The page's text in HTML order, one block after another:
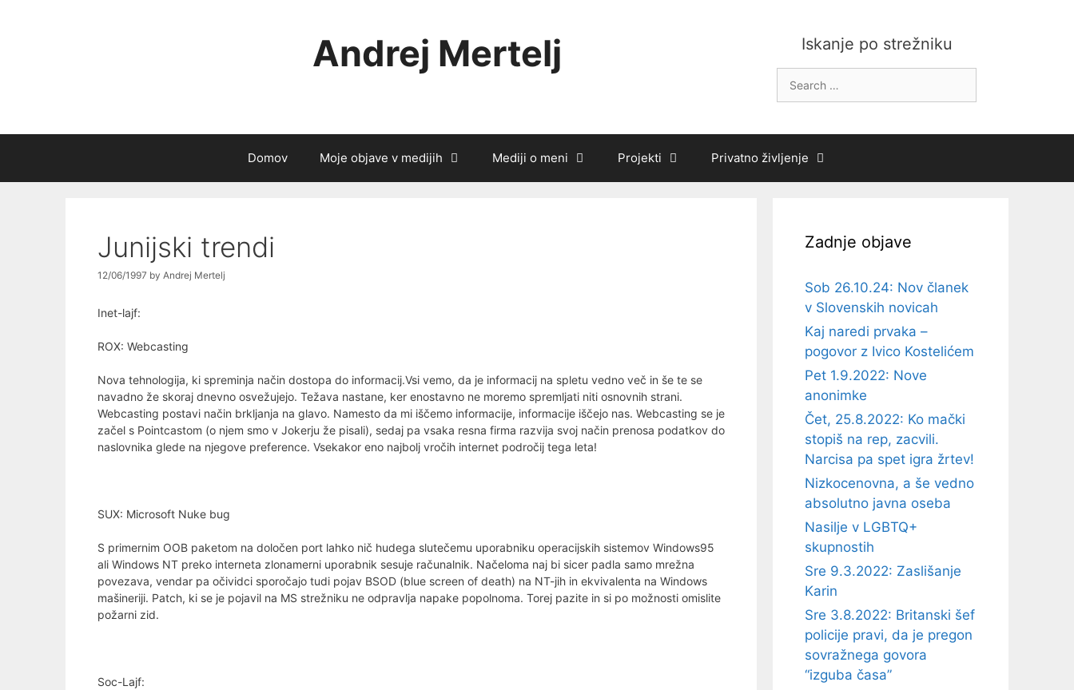
Iskanje po strežniku
for:
Andrej Mertelj
Domov Moje objave v medijih Mediji o meni Projekti Privatno življenje
Junijski trendi
12/06/1997 by Andrej Mertelj
Inet-lajf:
ROX: Webcasting
Nova tehnologija, ki spreminja način dostopa do informacij.Vsi vemo, da je informacij na spletu vedno več in še te se
navadno že skoraj dnevno osvežujejo. Težava nastane, ker enostavno ne moremo spremljati niti osnovnih strani.
Webcasting postavi način brkljanja na glavo. Namesto da mi iščemo informacije, informacije iščejo nas. Webcasting se je
začel s Pointcastom (o njem smo v Jokerju že pisali), sedaj pa vsaka resna firma razvija svoj način prenosa podatkov do
naslovnika glede na njegove preference. Vsekakor eno najbolj vročih internet področij tega leta!
SUX: Microsoft Nuke bug
S primernim OOB paketom na določen port lahko nič hudega slutečemu uporabniku operacijskih sistemov Windows95
ali Windows NT preko interneta zlonamerni uporabnik sesuje računalnik. Načeloma naj bi sicer padla samo mrežna
povezava, vendar pa očividci sporočajo tudi pojav BSOD (blue screen of death) na NT-jih in ekvivalenta na Windows
mašineriji. Patch, ki se je pojavil na MS strežniku ne odpravlja napake popolnoma. Torej pazite in si po možnosti omislite
požarni zid.
Soc-Lajf:
Zadnje objave
Sob 26.10.24: Nov članek
v Slovenskih novicah
Kaj naredi prvaka –
pogovor z Ivico Kostelićem
Pet 1.9.2022: Nove
anonimke
Čet, 25.8.2022: Ko mački
stopiš na rep, zacvili.
Narcisa pa spet igra žrtev!
Nizkocenovna, a še vedno
absolutno javna oseba
Nasilje v LGBTQ+
skupnostih
Sre 9.3.2022: Zaslišanje
Karin
Sre 3.8.2022: Britanski šef
policije pravi, da je pregon
sovražnega govora
“izguba časa”